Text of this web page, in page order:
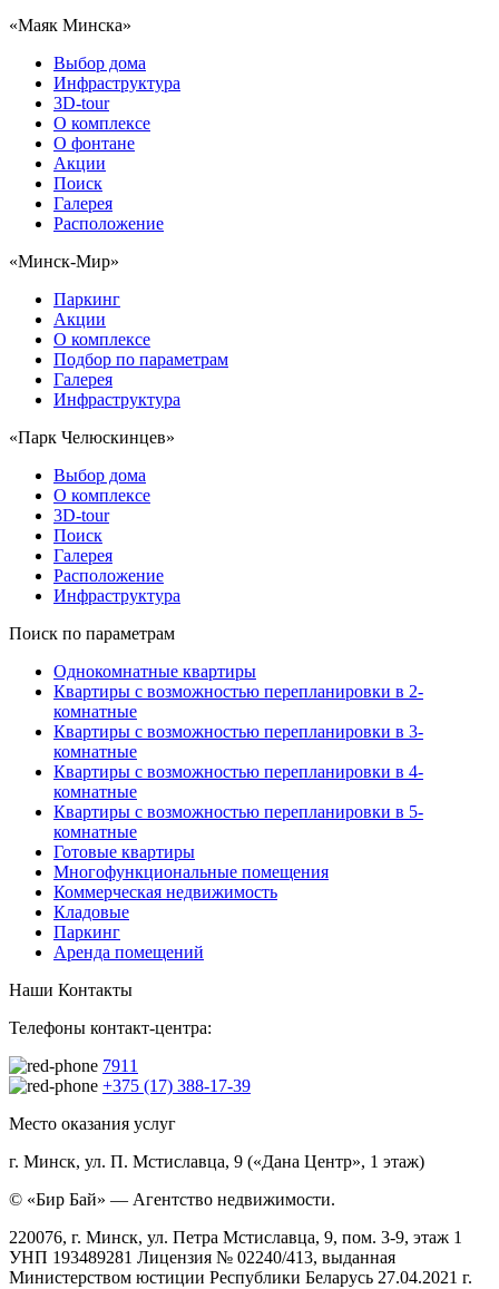
«Маяк Минска»
Выбор дома
Инфраструктура
3D-tour
О комплексе
О фонтане
Акции
Поиск
Галерея
Расположение
«Минск-Мир»
Паркинг
Акции
О комплексе
Подбор по параметрам
Галерея
Инфраструктура
«Парк Челюскинцев»
Выбор дома
О комплексе
3D-tour
Поиск
Галерея
Расположение
Инфраструктура
Поиск по параметрам
Однокомнатные квартиры
Квартиры с возможностью перепланировки в 2-
комнатные
Квартиры с возможностью перепланировки в 3-
комнатные
Квартиры с возможностью перепланировки в 4-
комнатные
Квартиры с возможностью перепланировки в 5-
комнатные
Готовые квартиры
Многофункциональные помещения
Коммерческая недвижимость
Кладовые
Паркинг
Аренда помещений
Наши Контакты
Телефоны контакт-центра:
7911
+375 (17) 388-17-39
Место оказания услуг
г. Минск, ул. П. Мстиславца, 9 («Дана Центр», 1 этаж)
© «Бир Бай» — Агентство недвижимости.
220076, г. Минск, ул. Петра Мстиславца, 9, пом. 3-9, этаж 1
УНП 193489281 Лицензия № 02240/413, выданная
Министерством юстиции Республики Беларусь 27.04.2021 г.